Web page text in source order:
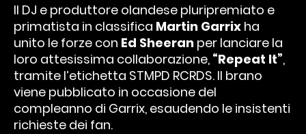
Il DJ e produttore olandese pluripremiato e
primatista in classifica Martin Garrix ha
unito le forze con Ed Sheeran per lanciare la
loro attesissima collaborazione, “Repeat It”,
tramite l’etichetta STMPD RCRDS. Il brano
viene pubblicato in occasione del
compleanno di Garrix, esaudendo le insistenti
richieste dei fan.